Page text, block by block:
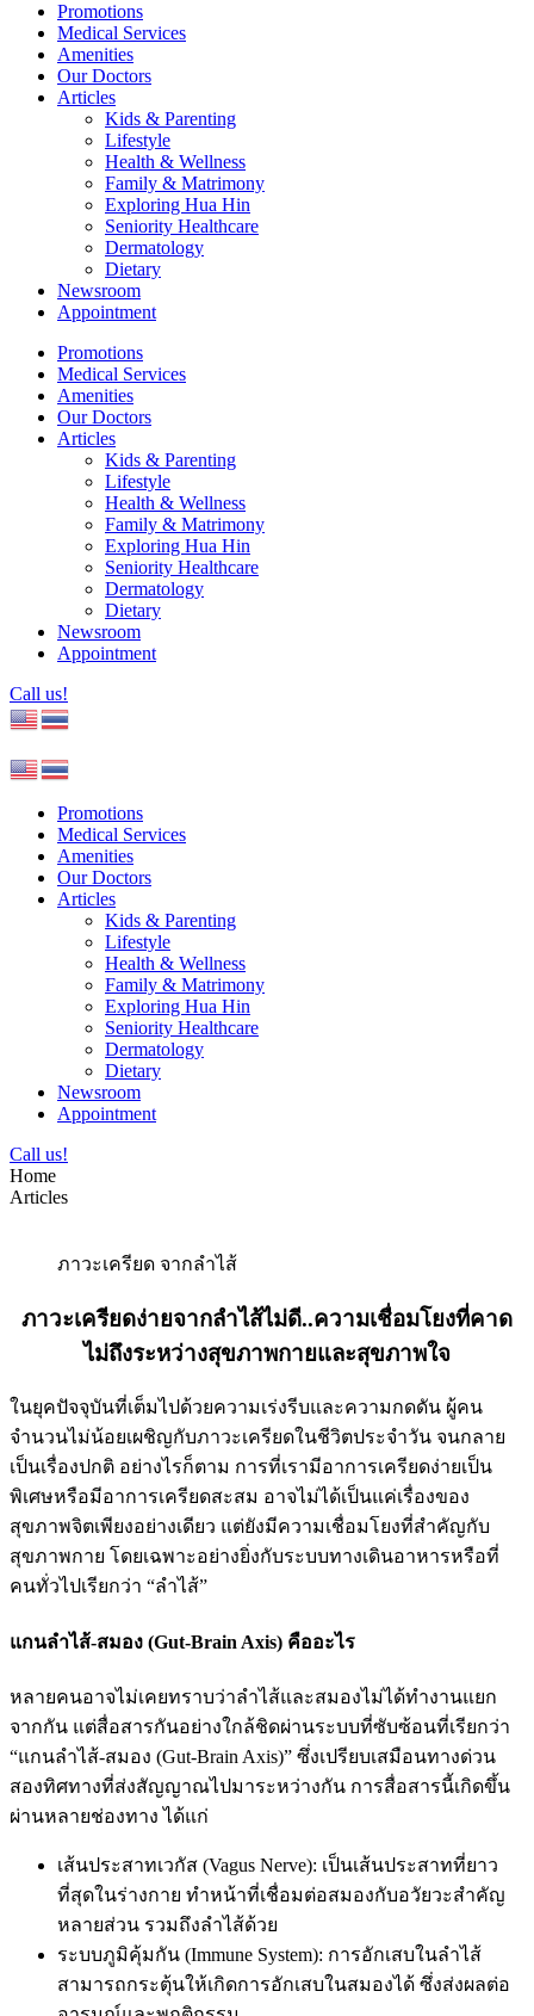
Promotions
Medical Services
Amenities
Our Doctors
Articles
Kids & Parenting
Lifestyle
Health & Wellness
Family & Matrimony
Exploring Hua Hin
Seniority Healthcare
Dermatology
Dietary
Newsroom
Appointment
Promotions
Medical Services
Amenities
Our Doctors
Articles
Kids & Parenting
Lifestyle
Health & Wellness
Family & Matrimony
Exploring Hua Hin
Seniority Healthcare
Dermatology
Dietary
Newsroom
Appointment
Call us!
Promotions
Medical Services
Amenities
Our Doctors
Articles
Kids & Parenting
Lifestyle
Health & Wellness
Family & Matrimony
Exploring Hua Hin
Seniority Healthcare
Dermatology
Dietary
Newsroom
Appointment
Call us!
Home
Articles
ภาวะเครียด จากลำไส้
ภาวะเครียดง่ายจากลำไส้ไม่ดี..ความเชื่อมโยงที่คาด
ไม่ถึงระหว่างสุขภาพกายและสุขภาพใจ
ในยุคปัจจุบันที่เต็มไปด้วยความเร่งรีบและความกดดัน ผู้คน
จำนวนไม่น้อยเผชิญกับภาวะเครียดในชีวิตประจำวัน จนกลาย
เป็นเรื่องปกติ อย่างไรก็ตาม การที่เรามีอาการเครียดง่ายเป็น
พิเศษหรือมีอาการเครียดสะสม อาจไม่ได้เป็นแค่เรื่องของ
สุขภาพจิตเพียงอย่างเดียว แต่ยังมีความเชื่อมโยงที่สำคัญกับ
สุขภาพกาย โดยเฉพาะอย่างยิ่งกับระบบทางเดินอาหารหรือที่
คนทั่วไปเรียกว่า “ลำไส้”
แกนลำไส้-สมอง (Gut-Brain Axis) คืออะไร
หลายคนอาจไม่เคยทราบว่าลำไส้และสมองไม่ได้ทำงานแยก
จากกัน แต่สื่อสารกันอย่างใกล้ชิดผ่านระบบที่ซับซ้อนที่เรียกว่า
“แกนลำไส้-สมอง (Gut-Brain Axis)” ซึ่งเปรียบเสมือนทางด่วน
สองทิศทางที่ส่งสัญญาณไปมาระหว่างกัน การสื่อสารนี้เกิดขึ้น
ผ่านหลายช่องทาง ได้แก่
เส้นประสาทเวกัส (Vagus Nerve): เป็นเส้นประสาทที่ยาว
ที่สุดในร่างกาย ทำหน้าที่เชื่อมต่อสมองกับอวัยวะสำคัญ
หลายส่วน รวมถึงลำไส้ด้วย
ระบบภูมิคุ้มกัน (Immune System): การอักเสบในลำไส้
สามารถกระตุ้นให้เกิดการอักเสบในสมองได้ ซึ่งส่งผลต่อ